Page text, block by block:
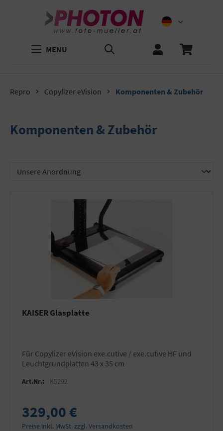
MENU
Repro Copylizer eVision Komponenten & Zubehör
Komponenten & Zubehör
KAISER Glasplatte
für Copylizer eVision exe.cutive / exe.cutive HF und
Leuchtgrundplatten 43 x 35 cm
Art.Nr.: K5292
329,00 €
Preise inkl. MwSt. zzgl. Versandkosten